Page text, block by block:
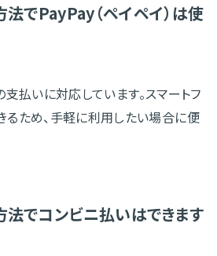
でPayPay（ペイペイ）は使
払いに対応しています。スマートフ
るため、手軽に利用したい場合に便
でコンビニ払いはできます